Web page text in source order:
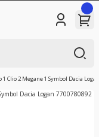
Clio 2 Megane 1 Symbol Dacia